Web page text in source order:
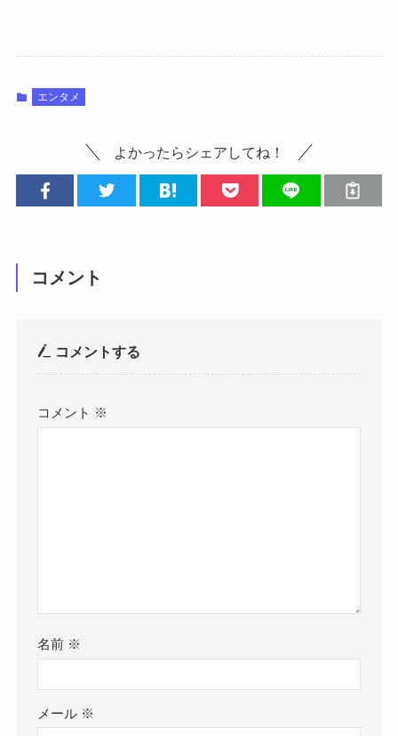
エンタメ
よかったらシェアしてね！
コメント
コメントする
コメント ※
名前 ※
メール ※